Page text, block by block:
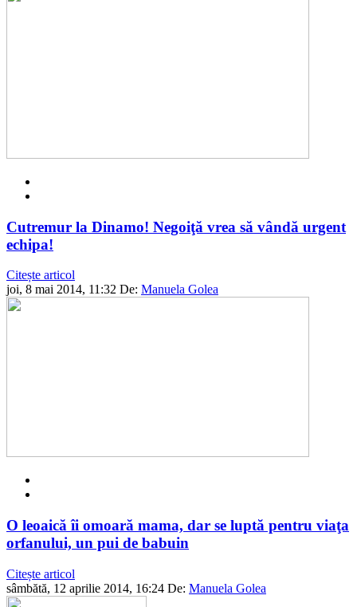
Cutremur la Dinamo! Negoiţă vrea să vândă urgent
echipa!
Citește articol
joi, 8 mai 2014, 11:32 De: Manuela Golea
O leoaică îi omoară mama, dar se luptă pentru viaţa
orfanului, un pui de babuin
Citește articol
sâmbătă, 12 aprilie 2014, 16:24 De: Manuela Golea